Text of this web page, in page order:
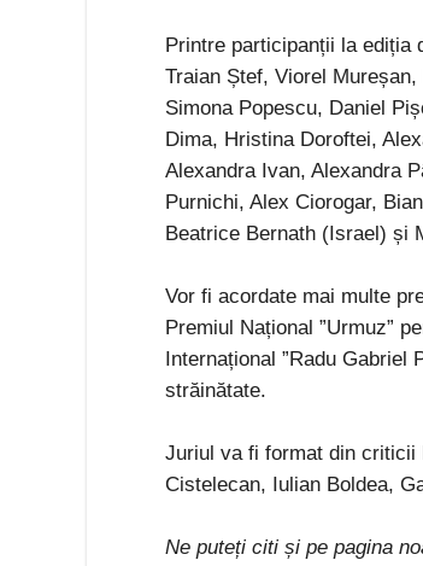
Printre participanții la ediția
Traian Ștef, Viorel
Simona Popescu, Daniel
Dima, Hristina Doroftei,
Alexandra Ivan, Alexandra
Purnichi, Alex Ciorogar,
Beatrice Bernath (Israel) și
Vor fi acordate mai multe
Premiul Național ”Urmuz”
Internațional ”Radu Gabriel
străinătate.
Juriul va fi format din criticii
Cistelecan, Iulian Boldea,
Ne puteți citi și pe pagina